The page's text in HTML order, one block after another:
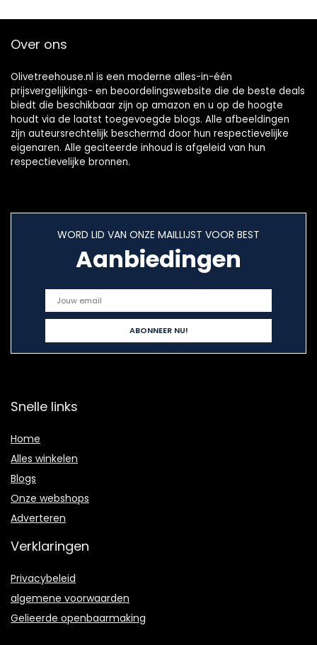
Over ons
Olivetreehouse.nl is een moderne alles-in-één
prijsvergelijkings- en beoordelingswebsite die de beste deals
biedt die beschikbaar zijn op amazon en u op de hoogte
houdt via de laatst toegevoegde blogs. Alle afbeeldingen
zijn auteursrechtelijk beschermd door hun respectievelijke
eigenaren. Alle geciteerde inhoud is afgeleid van hun
respectievelijke bronnen.
WORD LID VAN ONZE MAILLIJST VOOR BEST
Aanbiedingen
Snelle links
Home
Alles winkelen
Blogs
Onze webshops
Adverteren
Verklaringen
Privacybeleid
algemene voorwaarden
Gelieerde openbaarmaking